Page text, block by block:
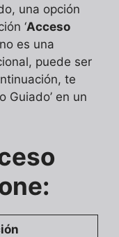
una opción
‘Acceso
es una
puede ser
te
Guiado’ en un